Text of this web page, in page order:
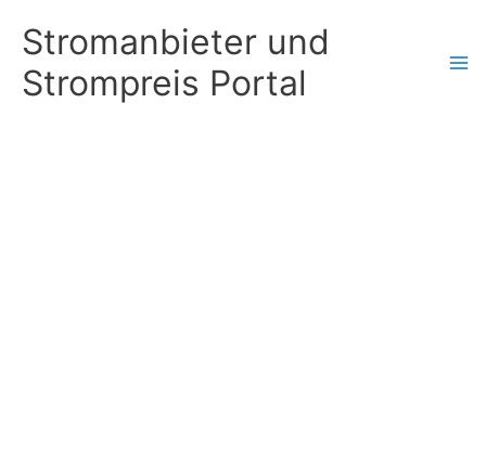
Inhalt
springen
Stromanbieter und
Strompreis Portal